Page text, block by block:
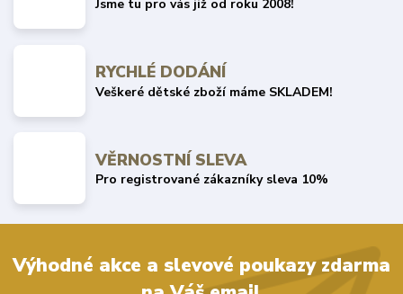
Jsme tu pro vás již od roku 2008!
RYCHLÉ DODÁNÍ
Veškeré dětské zboží máme SKLADEM!
VĚRNOSTNÍ SLEVA
Pro registrované zákazníky sleva 10%
Výhodné akce a slevové poukazy zdarma